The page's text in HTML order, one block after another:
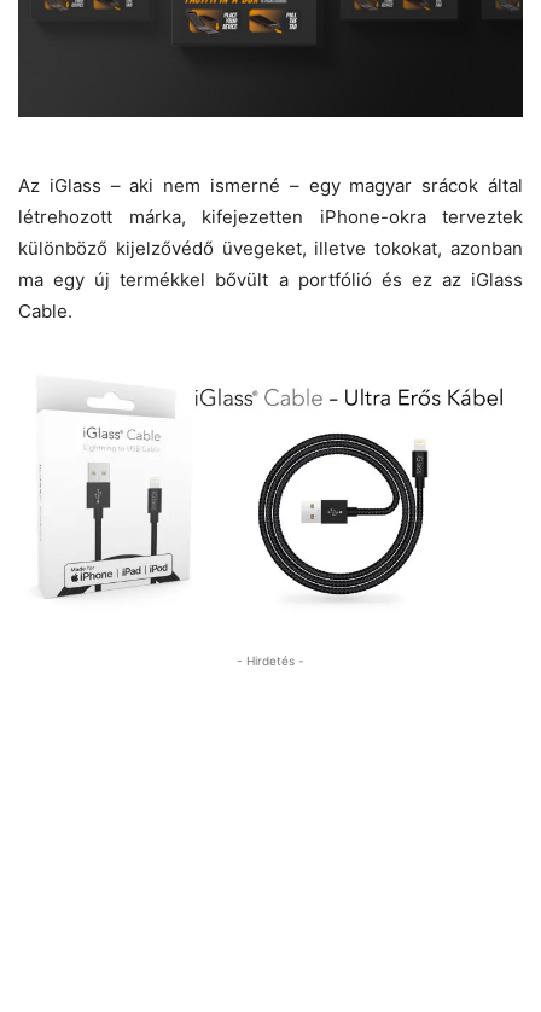
Az iGlass – aki nem ismerné – egy magyar srácok által
létrehozott márka, kifejezetten iPhone-okra terveztek
különböző kijelzővédő üvegeket, illetve tokokat, azonban
ma egy új termékkel bővült a portfólió és ez az iGlass
Cable.
- Hirdetés -